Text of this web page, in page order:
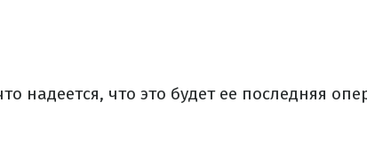
надеется, что это будет ее последняя